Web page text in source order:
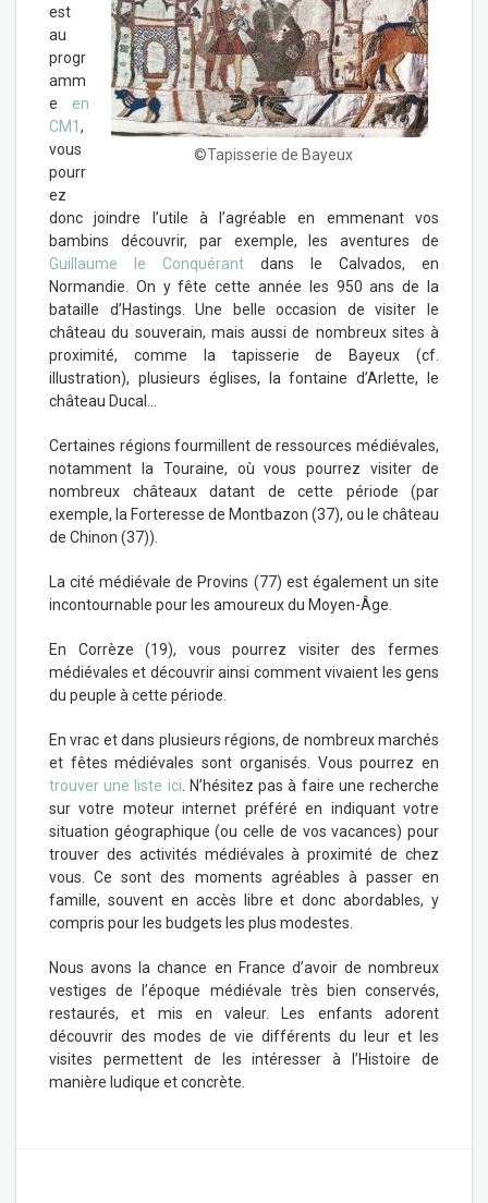
©Tapisserie de Bayeux
est
au
progr
amm
e en
CM1 ,
vous
pourr
ez
donc joindre l’utile à l’agréable en emmenant vos
bambins découvrir, par exemple, les aventures de
Guillaume le Conquérant dans le Calvados, en
Normandie. On y fête cette année les 950 ans de la
bataille d’Hastings. Une belle occasion de visiter le
château du souverain, mais aussi de nombreux sites à
proximité, comme la tapisserie de Bayeux (cf.
illustration), plusieurs églises, la fontaine d’Arlette, le
château Ducal…
Certaines régions fourmillent de ressources médiévales,
notamment la Touraine, où vous pourrez visiter de
nombreux châteaux datant de cette période (par
exemple, la Forteresse de Montbazon (37), ou le château
de Chinon (37)).
La cité médiévale de Provins (77) est également un site
incontournable pour les amoureux du Moyen-Âge.
En Corrèze (19), vous pourrez visiter des fermes
médiévales et découvrir ainsi comment vivaient les gens
du peuple à cette période.
En vrac et dans plusieurs régions, de nombreux marchés
et fêtes médiévales sont organisés. Vous pourrez en
trouver une liste ici. N’hésitez pas à faire une recherche
sur votre moteur internet préféré en indiquant votre
situation géographique (ou celle de vos vacances) pour
trouver des activités médiévales à proximité de chez
vous. Ce sont des moments agréables à passer en
famille, souvent en accès libre et donc abordables, y
compris pour les budgets les plus modestes.
Nous avons la chance en France d’avoir de nombreux
vestiges de l’époque médiévale très bien conservés,
restaurés, et mis en valeur. Les enfants adorent
découvrir des modes de vie différents du leur et les
visites permettent de les intéresser à l’Histoire de
manière ludique et concrète.